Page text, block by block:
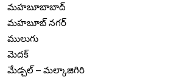
మహబూబాబాద్
మహబూబ్ నగర్
ములుగు
మెదక్
మేడ్చల్ – మల్కాజిగిరి